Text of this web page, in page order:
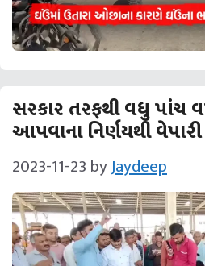
સરકાર તરફથી વધુ પાંચ
આપવાના નિર્ણયથી
2023-11-23 byJaydeep